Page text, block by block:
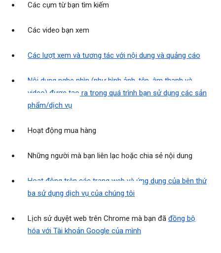
Các cụm từ bạn tìm kiếm
Các video bạn xem
Các lượt xem và tương tác với nội dung và quảng cáo
Nội dung nghe nhìn (như hình ảnh, tệp, âm thanh và
video) được tạo ra trong quá trình bạn sử dụng các sản
phẩm/dịch vụ
Hoạt động mua hàng
Những người mà bạn liên lạc hoặc chia sẻ nội dung
Hoạt động trên các trang web và ứng dụng của bên thứ
ba sử dụng dịch vụ của chúng tôi
Lịch sử duyệt web trên Chrome mà bạn đã đồng bộ
hóa với Tài khoản Google của mình